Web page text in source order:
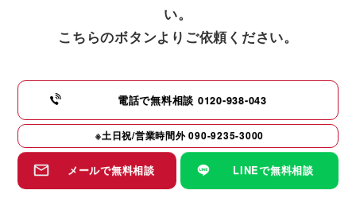
い。
こちらのボタンよりご依頼ください。
電話で無料相談 0120-938-043
※土日祝/営業時間外090-9235-3000
メールで無料相談 LINEで無料相談